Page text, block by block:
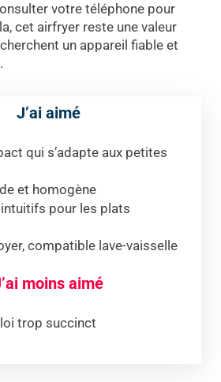
votre téléphone pour
cet airfryer reste une valeur
un appareil fiable et
J’ai aimé
qui s’adapte aux petites
et homogène
pour les plats
compatible lave-vaisselle
moins aimé
trop succinct